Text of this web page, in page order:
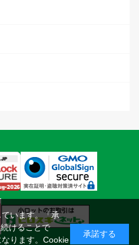
います。「承
けることで
ります。 Cookie
承諾する